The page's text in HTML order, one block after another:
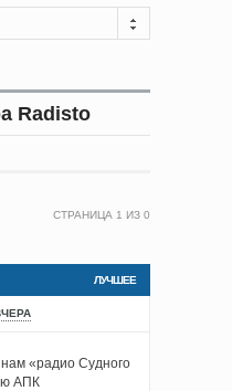
Radisto
СТРАНИЦА 1 ИЗ 0
ЛУЧШЕЕ
«радио Судного
АПК